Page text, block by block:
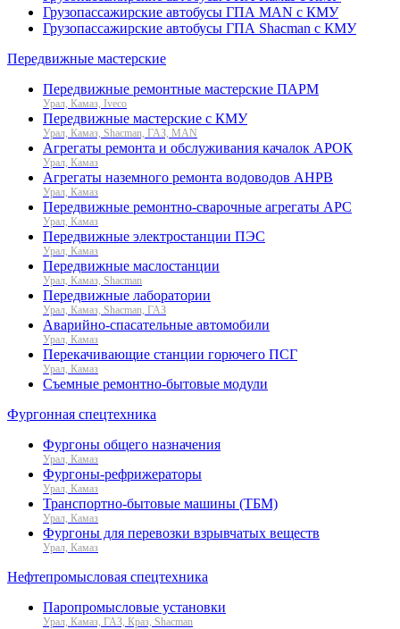
Грузопассажирские автобусы ГПА MAN с КМУ
Грузопассажирские автобусы ГПА Shacman с КМУ
Передвижные мастерские
Передвижные ремонтные мастерские ПАРМ
Урал, Камаз, Iveco
Передвижные мастерские с КМУ
Урал, Камаз, Shacman, ГАЗ, MAN
Агрегаты ремонта и обслуживания качалок АРОК
Урал, Камаз
Агрегаты наземного ремонта водоводов АНРВ
Урал, Камаз
Передвижные ремонтно-сварочные агрегаты АРС
Урал, Камаз
Передвижные электростанции ПЭС
Урал, Камаз
Передвижные маслостанции
Урал, Камаз, Shacman
Передвижные лаборатории
Урал, Камаз, Shacman, ГАЗ
Аварийно-спасательные автомобили
Урал, Камаз
Перекачивающие станции горючего ПСГ
Урал, Камаз
Съемные ремонтно-бытовые модули
Фургонная спецтехника
Фургоны общего назначения
Урал, Камаз
Фургоны-рефрижераторы
Урал, Камаз
Транспортно-бытовые машины (ТБМ)
Урал, Камаз
Фургоны для перевозки взрывчатых веществ
Урал, Камаз
Нефтепромысловая спецтехника
Паропромысловые установки
Урал, Камаз, ГАЗ, Краз, Shacman